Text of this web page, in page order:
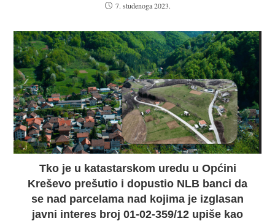
7. studenoga 2023.
Tko je u katastarskom uredu u Općini
Kreševo prešutio i dopustio NLB banci da
se nad parcelama nad kojima je izglasan
javni interes broj 01-02-359/12 upiše kao